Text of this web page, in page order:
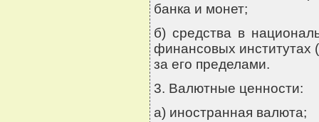
банка и монет;
б) средства в
финансовых институтах
за его пределами.
3. Валютные ценности:
а) иностранная валюта;